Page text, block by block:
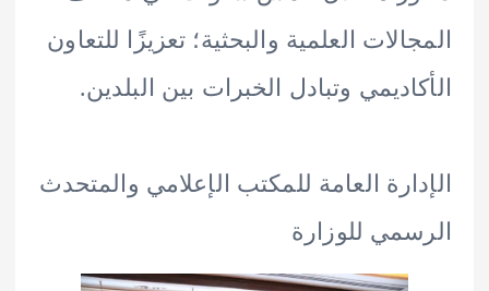
العلمية والبحثية؛ تعزيزًا للتعاون
وتبادل الخبرات بين البلدين.
العامة للمكتب الإعلامي والمتحدث
للوزارة